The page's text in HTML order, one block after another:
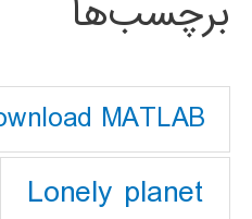
برچسب‌ها
MATLAB
Lonely planet